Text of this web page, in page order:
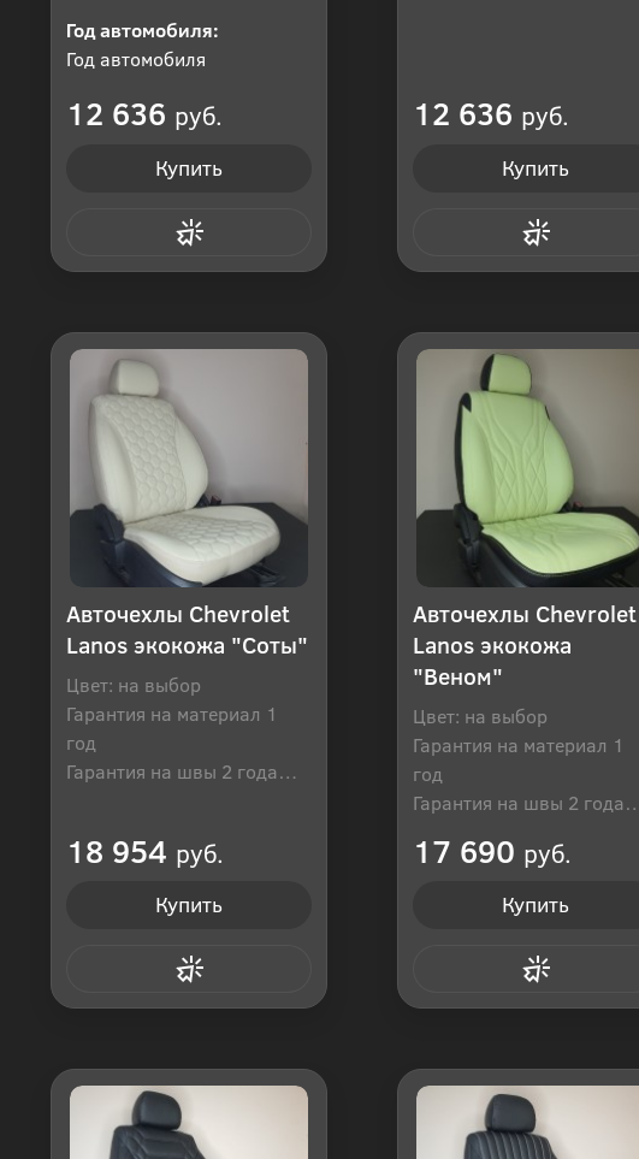
Год автомобиля:
Год автомобиля
12 636 руб.
Купить
12 636 руб.
Купить
Авточехлы Chevrolet
Lanos экокожа "Соты"
Цвет: на выбор
Гарантия на материал 1
год
Гарантия на швы 2 года
18 954 руб.
Купить
Авточехлы Chevrolet
Lanos экокожа
"Веном"
Цвет: на выбор
Гарантия на материал 1
год
Гарантия на швы 2 года
17 690 руб.
Купить